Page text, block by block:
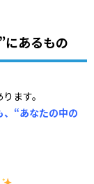
にあるもの
ます。
“あなたの中の